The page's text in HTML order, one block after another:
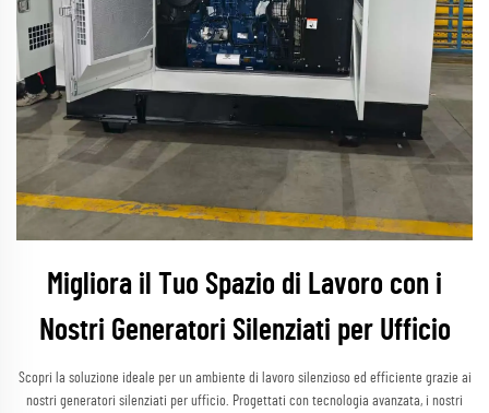
Migliora il Tuo Spazio di Lavoro con i
Nostri Generatori Silenziati per Ufficio
Scopri la soluzione ideale per un ambiente di lavoro silenzioso ed efficiente grazie ai
nostri generatori silenziati per ufficio. Progettati con tecnologia avanzata, i nostri